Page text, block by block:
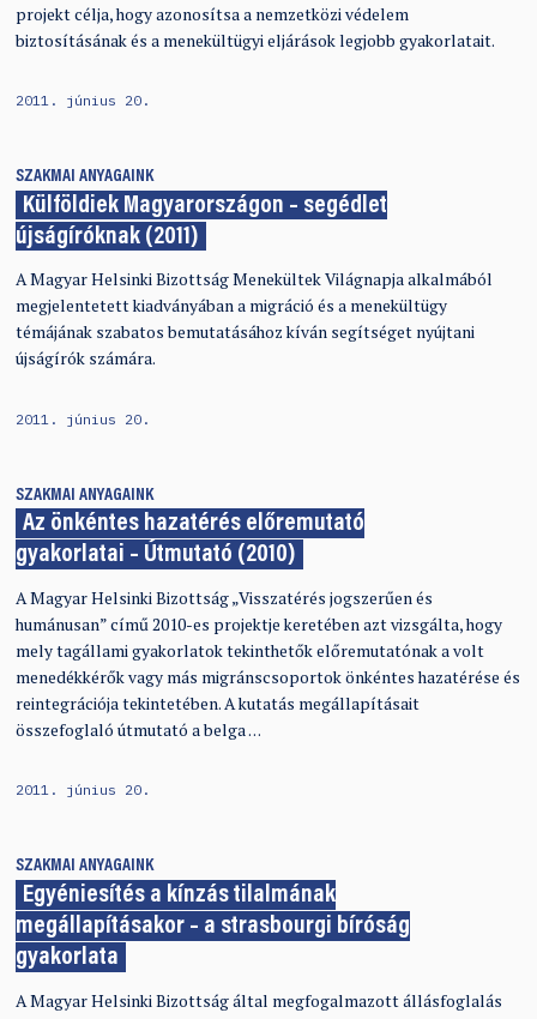
projekt célja, hogy azonosítsa a nemzetközi védelem
biztosításának és a menekültügyi eljárások legjobb gyakorlatait.
2011. június 20.
SZAKMAI ANYAGAINK
Külföldiek Magyarországon – segédlet
újságíróknak (2011)
A Magyar Helsinki Bizottság Menekültek Világnapja alkalmából
megjelentetett kiadványában a migráció és a menekültügy
témájának szabatos bemutatásához kíván segítséget nyújtani
újságírók számára.
2011. június 20.
SZAKMAI ANYAGAINK
Az önkéntes hazatérés előremutató
gyakorlatai – Útmutató (2010)
A Magyar Helsinki Bizottság „Visszatérés jogszerűen és
humánusan” című 2010-es projektje keretében azt vizsgálta, hogy
mely tagállami gyakorlatok tekinthetők előremutatónak a volt
menedékkérők vagy más migránscsoportok önkéntes hazatérése és
reintegrációja tekintetében. A kutatás megállapításait
összefoglaló útmutató a belga …
2011. június 20.
SZAKMAI ANYAGAINK
Egyéniesítés a kínzás tilalmának
megállapításakor – a strasbourgi bíróság
gyakorlata
A Magyar Helsinki Bizottság által megfogalmazott állásfoglalás